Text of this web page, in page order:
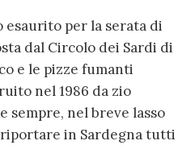
esaurito per la serata di
dal Circolo dei Sardi di
e le pizze fumanti
nel 1986 da zio
sempre, nel breve lasso
in Sardegna tutti